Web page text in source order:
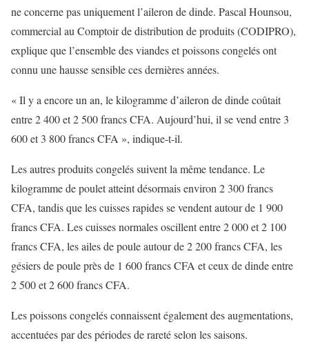
ne concerne pas uniquement l’aileron de dinde. Pascal Hounsou,
commercial au Comptoir de distribution de produits (CODIPRO),
explique que l’ensemble des viandes et poissons congelés ont
connu une hausse sensible ces dernières années.
« Il y a encore un an, le kilogramme d’aileron de dinde coûtait
entre 2 400 et 2 500 francs CFA. Aujourd’hui, il se vend entre 3
600 et 3 800 francs CFA », indique-t-il.
Les autres produits congelés suivent la même tendance. Le
kilogramme de poulet atteint désormais environ 2 300 francs
CFA, tandis que les cuisses rapides se vendent autour de 1 900
francs CFA. Les cuisses normales oscillent entre 2 000 et 2 100
francs CFA, les ailes de poule autour de 2 200 francs CFA, les
gésiers de poule près de 1 600 francs CFA et ceux de dinde entre
2 500 et 2 600 francs CFA.
Les poissons congelés connaissent également des augmentations,
accentuées par des périodes de rareté selon les saisons.